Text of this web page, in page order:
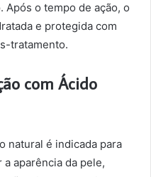
o tempo de ação, o
e protegida com
tratamento.
com Ácido
natural é indicada para
aparência da pele,